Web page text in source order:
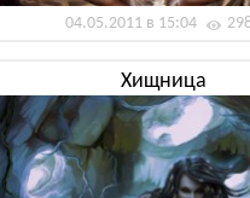
04.05.2011 в 15:04
Хищница